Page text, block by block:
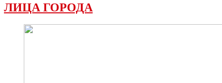
ЛИЦА ГОРОДА